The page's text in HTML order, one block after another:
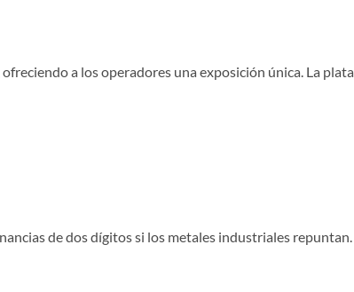
a los operadores una exposición única. La plata
de dos dígitos si los metales industriales repuntan.